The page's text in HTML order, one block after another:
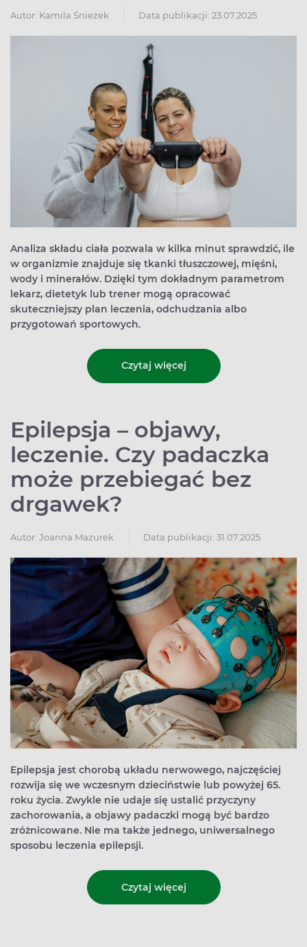
Autor: Kamila Śnieżek Data publikacji: 23.07.2025
Analiza składu ciała pozwala w kilka minut sprawdzić, ile
w organizmie znajduje się tkanki tłuszczowej, mięśni,
wody i minerałów. Dzięki tym dokładnym parametrom
lekarz, dietetyk lub trener mogą opracować
skuteczniejszy plan leczenia, odchudzania albo
przygotowań sportowych.
Czytaj więcej
Epilepsja – objawy,
leczenie. Czy padaczka
może przebiegać bez
drgawek?
Autor: Joanna Mazurek Data publikacji: 31.07.2025
Epilepsja jest chorobą układu nerwowego, najczęściej
rozwija się we wczesnym dzieciństwie lub powyżej 65.
roku życia. Zwykle nie udaje się ustalić przyczyny
zachorowania, a objawy padaczki mogą być bardzo
zróżnicowane. Nie ma także jednego, uniwersalnego
sposobu leczenia epilepsji.
Czytaj więcej